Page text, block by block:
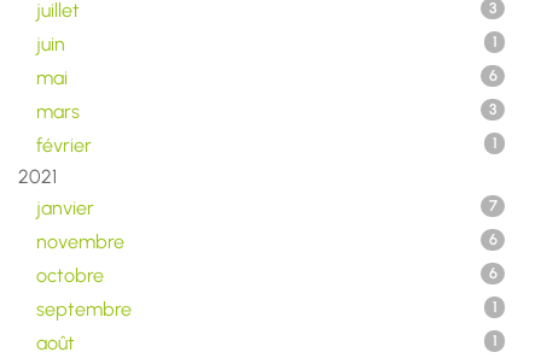
juillet 3
juin 1
mai 6
mars 3
février 1
2021
janvier
7
novembre 6
octobre 6
septembre 1
août 1